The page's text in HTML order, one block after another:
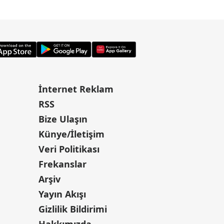
İnternet Reklam
RSS
Bize Ulaşın
Künye/İletişim
Veri Politikası
Frekanslar
Arşiv
Yayın Akışı
Gizlilik Bildirimi